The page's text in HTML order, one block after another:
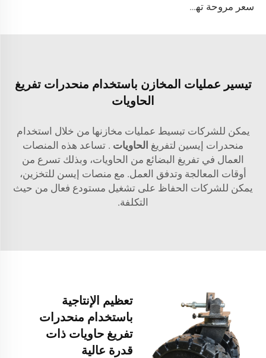
سعر مروحة تهوية الحاويات مروحة عادم حاويات الشحن
تيسير عمليات المخازن باستخدام منحدرات تفريغ
الحاويات
يمكن للشركات تبسيط عمليات مخازنها من خلال استخدام
منحدرات إيسين لتفريغ الحاويات . تساعد هذه المنصات
العمال في تفريغ البضائع من الحاويات، وبذلك تسرع من
أوقات المعالجة وتدفق العمل. مع منصات إيسن للتخزين،
يمكن للشركات الحفاظ على تشغيل مستودع فعال من حيث
التكلفة.
تعظيم الإنتاجية
باستخدام منحدرات
تفريغ حاويات ذات
قدرة عالية